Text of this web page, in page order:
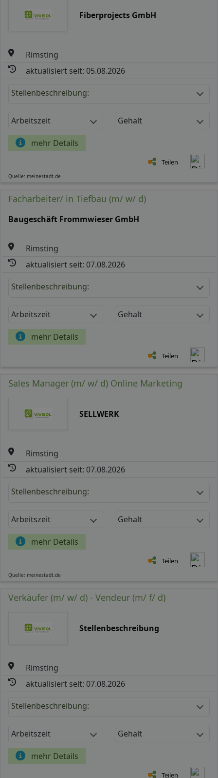
Fiberprojects GmbH
Rimsting
aktualisiert seit: 05.08.2026
Stellenbeschreibung:
Arbeitszeit Gehalt
mehr Details
Teilen
Quelle: meinestadt.de
Facharbeiter/ in Tiefbau (m/ w/ d)
Baugeschäft Frommwieser GmbH
Rimsting
aktualisiert seit: 07.08.2026
Stellenbeschreibung:
Arbeitszeit Gehalt
mehr Details
Teilen
Sales Manager (m/ w/ d) Online Marketing
SELLWERK
Rimsting
aktualisiert seit: 07.08.2026
Stellenbeschreibung:
Arbeitszeit Gehalt
mehr Details
Teilen
Quelle: meinestadt.de
Verkäufer (m/ w/ d) - Vendeur (m/ f/ d)
Stellenbeschreibung
Rimsting
aktualisiert seit: 07.08.2026
Stellenbeschreibung:
Arbeitszeit Gehalt
mehr Details
Teilen